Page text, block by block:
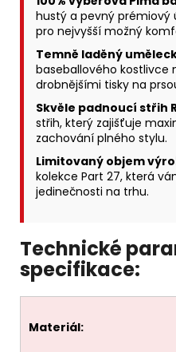
hustý a pevný prémiový
pro nejvyšší možný
Temně laděný
baseballového kostlivce
drobnějšími tisky na
Skvěle padnoucí střih
střih, který zajišťuje
zachování plného stylu.
Limitovaný objem
kolekce Part 27, která
jedinečnosti na trhu.
Technické
specifikace:
Materiál: